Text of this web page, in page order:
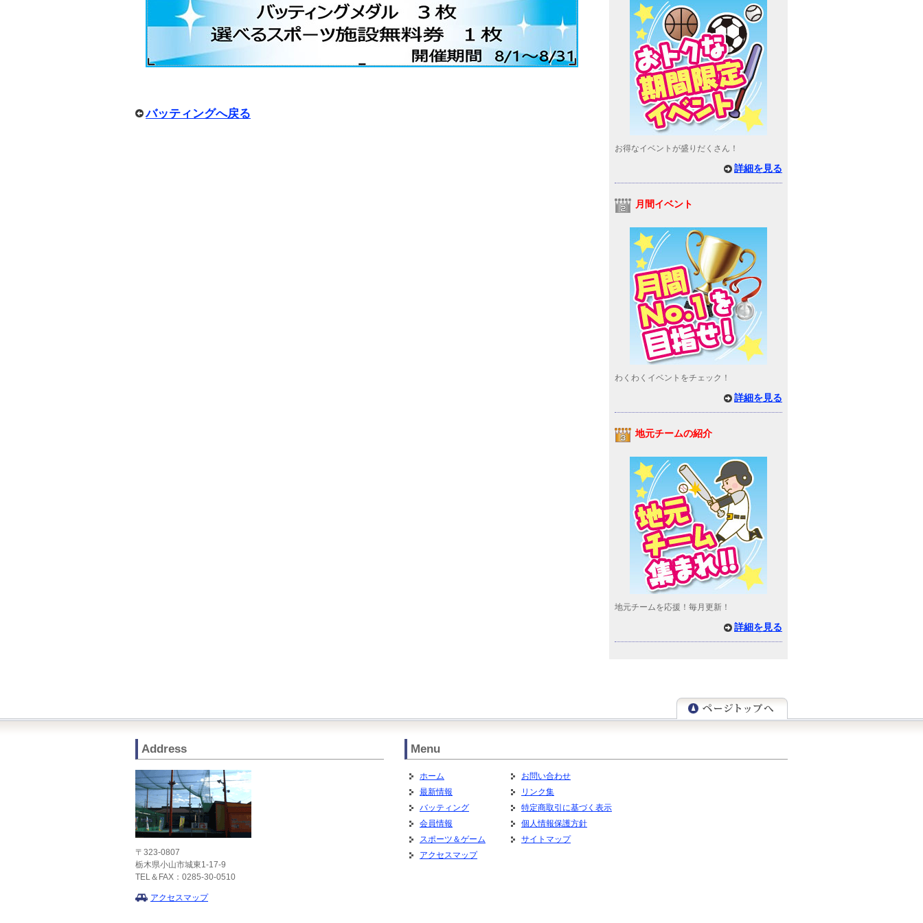
バッティングへ戻る
お得なイベントが盛りだくさん！
詳細を見る
月間イベント
わくわくイベントをチェック！
詳細を見る
地元チームの紹介
地元チームを応援！毎月更新！
詳細を見る
Address
〒323-0807
栃木県小山市城東1-17-9
TEL＆FAX：0285-30-0510
アクセスマップ
Menu
ホーム
最新情報
バッティング
会員情報
スポーツ＆ゲーム
アクセスマップ
お問い合わせ
リンク集
特定商取引に基づく表示
個人情報保護方針
サイトマップ